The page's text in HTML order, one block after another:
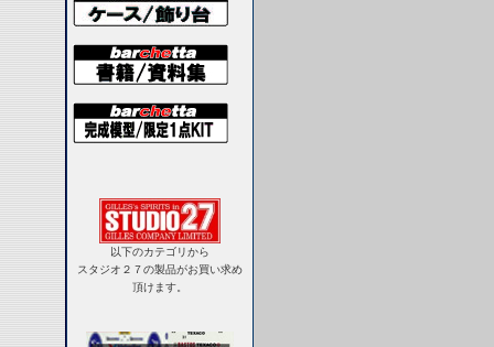
以下のカテゴリから
スタジオ２７の製品がお買い求め
頂けます。